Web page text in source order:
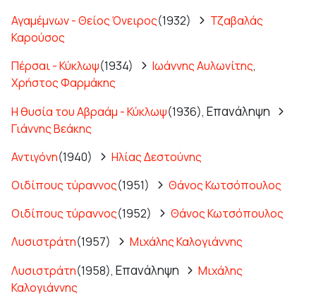
Αγαμέμνων - Θείος Όνειρος(1932)
Τζαβαλάς
Καρούσος
Πέρσαι - Κύκλωψ(1934) Ιωάννης Αυλωνίτης,
Χρήστος Φαρμάκης
Η θυσία του Αβραάμ - Κύκλωψ(1936), Επανάληψη
Γιάννης Βεάκης
Αντιγόνη(1940)
Ηλίας Δεστούνης
Οιδίπους τύραννος(1951)
Θάνος Κωτσόπουλος
Οιδίπους τύραννος(1952)
Θάνος Κωτσόπουλος
Λυσιστράτη(1957)
Μιχάλης Καλογιάννης
Λυσιστράτη(1958), Επανάληψη
Μιχάλης
Καλογιάννης